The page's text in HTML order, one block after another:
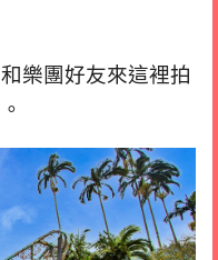
樂團好友來這裡拍